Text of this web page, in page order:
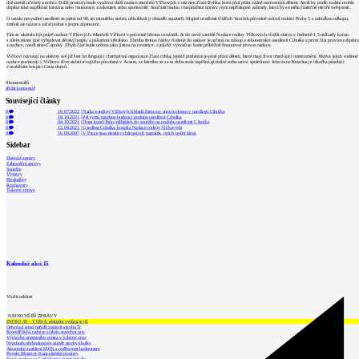
dvě menší učebny a archiv. Další prostory bude využívat další nadace manželů Vlčkových s názvem Zlatá Rybka, která plní přání vážně nemocným dětem. Areál by podle zadání mohla
doplnit také například kavárna nebo restaurace, zookoutek nebo sportoviště. Součástí budou i krajinářské úpravy nyní nepřístupné zahrady, která by se měla částečně otevřít veřejnosti.
O osudu nevyužité usedlosti se jedná od 90. let minulého století, několikrát ji obsadili squatteři. Majitel usedlosti Oldřich Vaníček původně oslovil radnici Prahy 5 s nabídkou odkupu,
změnil ale názor a začal jednat s jiným zájemcem.
Tím se ukázala být právě nadace Vlčkových. Manželé Vlčkovi v polovině března oznámili, že do nově vzniklé Nadace rodiny Vlčkových vložili aktiva v hodnotě 1,5 miliardy korun
s cílem mimo jiné vybudovat dětský hospic a paliativní středisko. Zhruba třetina částky vložené do nadace je určená na nákup a rekonstrukci usedlosti Cibulka a první fázi provozu objektu
a nadace, uvedl dnes Čepický. Zbylá část bude určena jako jistina na investice, z jejichž výnosů se bude průběžně financovat provoz nadace.
Vlčkovi navazují na aktivity své již šest let fungující charitativní organizace Zlatá rybka, jejímž posláním je plnit přání dětem, které mají život ohrožující onemocnění. Aktiva jejich rodinné
nadace pocházejí z Vlčkova čtvrt století trvajícího působení v Avastu, ze kterého se za tu dobu stala úspěšná globální softwarová společnost. Jeho žena Katarína je lékařka působící
v mobilním hospici Cesta domů.
0komentářů
přidat komentář
Související články
0 19.07.2022 |Nadace rodiny Vlčkových hledá firmu na opravu domu v usedlosti Cibulka
0 18.10.2021 |Pět týmů navrhne budoucí podobu usedlosti Cibulka
0 04.10.2021 |Dnes končí lhůta přihlášek do soutěže na podobu usedlosti Cibulka
0 12.04.2021 |Usedlost Cibulku koupila Nadace rodiny Vlčkových
0 16.09.2007 |V Praze jsou desítky chátrajících památek, jejich počet klesá
Sidebar
Domácí zprávy
Zahraniční zprávy
Soutěže
Výstavy
Přednášky
Rozhovory
Tiskové zprávy
Kalendář akcí 15
Vložit událost
NEJNOVĚJŠÍ ZPRÁVY
INTRO 30 – VODA: aktuální vydání je již
Odvolací soud nařídil zastavit stavbu Tr
Kroměřížská radnice získala stavební pov
Výstavba urgentního centra v Liberci ome
Nymburk přehodnocuje záměr stavby školky
Akustické zasklení IZOS s ověřenými hodnotami
Projekt Blueriot: Kancelářské prostory